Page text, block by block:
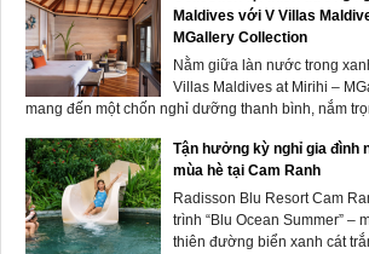
Maldives với V Villas
MGallery Collection
Nằm giữa làn nước trong
Villas Maldives at Mirihi –
mang đến một chốn nghỉ dưỡng thanh bình, nắm
Tận hưởng kỳ nghỉ gia đình
mùa hè tại Cam Ranh
Radisson Blu Resort Cam
trình “Blu Ocean Summer” –
thiên đường biển xanh cát